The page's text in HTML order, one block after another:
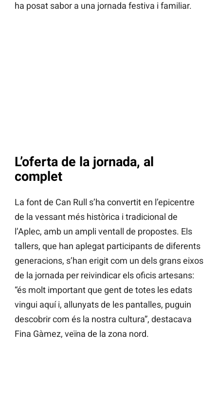
ha posat sabor a una jornada festiva i familiar.
L’oferta de la jornada, al
complet
La font de Can Rull s’ha convertit en l’epicentre
de la vessant més històrica i tradicional de
l’Aplec, amb un ampli ventall de propostes. Els
tallers, que han aplegat participants de diferents
generacions, s’han erigit com un dels grans eixos
de la jornada per reivindicar els oficis artesans:
“és molt important que gent de totes les edats
vingui aquí i, allunyats de les pantalles, puguin
descobrir com és la nostra cultura”, destacava
Fina Gàmez, veïna de la zona nord.